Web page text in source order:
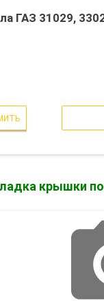
ГАЗ 31029,
крышки